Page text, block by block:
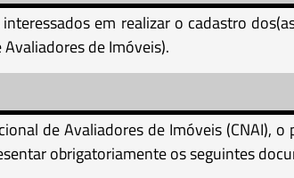
em realizar o cadastro
de Imóveis).
de Avaliadores de Imóveis (CNAI),
obrigatoriamente os seguintes